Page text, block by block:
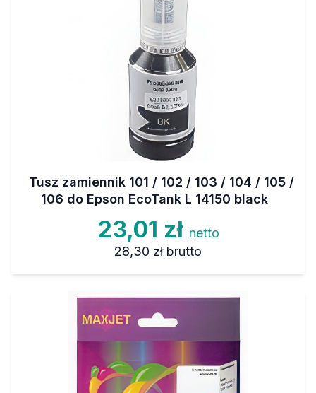
Tusz zamiennik 101 / 102 / 103 / 104 / 105 /
106 do Epson EcoTank L 14150 black
23,01 zł netto
28,30 zł brutto